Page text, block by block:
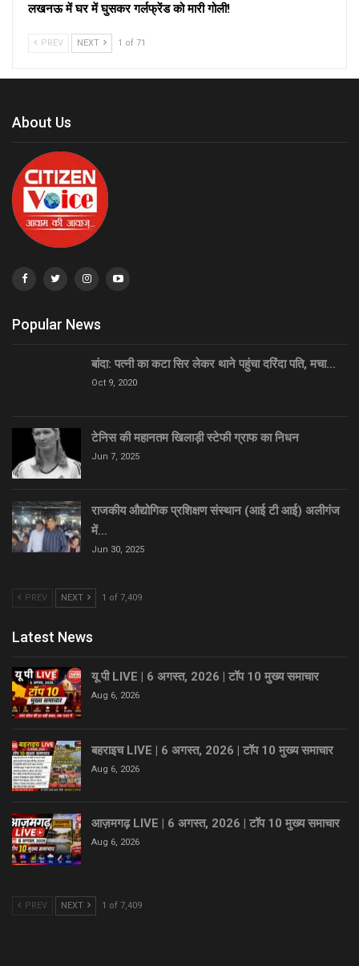
लखनऊ में घर में घुसकर गर्लफ्रेंड को मारी गोली!
PREV NEXT 1 of 71
About Us
Popular News
बांदा: पत्नी का कटा सिर लेकर थाने पहुंचा दरिंदा पति, मचा…
Oct 9, 2020
टेनिस की महानतम खिलाड़ी स्टेफी ग्राफ का निधन
Jun 7, 2025
राजकीय औद्योगिक प्रशिक्षण संस्थान (आई टी आई) अलीगंज
में…
Jun 30, 2025
PREV NEXT 1 of 7,409
Latest News
यू पी LIVE | 6 अगस्त, 2026 | टॉप 10 मुख्य समाचार
Aug 6, 2026
बहराइच LIVE | 6 अगस्त, 2026 | टॉप 10 मुख्य समाचार
Aug 6, 2026
आज़मगढ़ LIVE | 6 अगस्त, 2026 | टॉप 10 मुख्य समाचार
Aug 6, 2026
PREV NEXT 1 of 7,409